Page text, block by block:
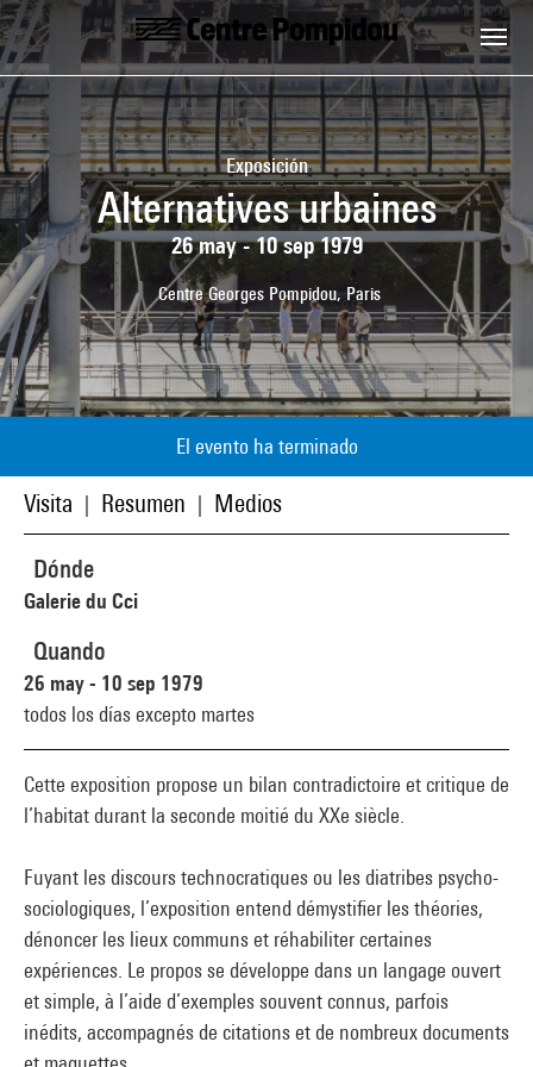
Skip to main content
Centre Pompidou
Exposición
Alternatives urbaines
26 may - 10 sep 1979
Centre Georges Pompidou, Paris
El evento ha terminado
Visita Resumen Medios
Cette exposition propose un bilan contradictoire et critique de
l’habitat durant la seconde moitié du XXe siècle.
Fuyant les discours technocratiques ou les diatribes psycho-
sociologiques, l’exposition entend démystifier les théories,
dénoncer les lieux communs et réhabiliter certaines
expériences. Le propos se développe dans un langage ouvert
et simple, à l’aide d’exemples souvent connus, parfois
inédits, accompagnés de citations et de nombreux documents
Dónde
Galerie du Cci
Quando
26 may - 10 sep 1979
todos los días excepto martes